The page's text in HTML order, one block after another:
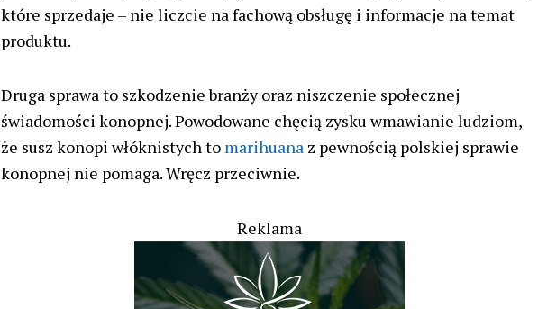
które sprzedaje – nie liczcie na fachową obsługę i informacje na temat
produktu.
Druga sprawa to szkodzenie branży oraz niszczenie społecznej
świadomości konopnej. Powodowane chęcią zysku wmawianie ludziom,
że susz konopi włóknistych to marihuanaz pewnością polskiej sprawie
konopnej nie pomaga. Wręcz przeciwnie.
Reklama